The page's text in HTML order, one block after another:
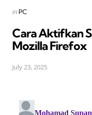
Posted
in PC
Cara Aktifkan
Mozilla Firefox
July 23, 2025